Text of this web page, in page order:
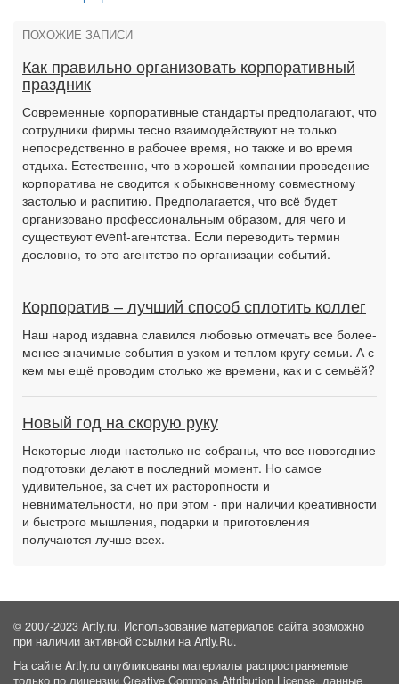
ПОХОЖИЕ ЗАПИСИ
Как правильно организовать корпоративный
праздник
Современные корпоративные стандарты предполагают, что
сотрудники фирмы тесно взаимодействуют не только
непосредственно в рабочее время, но также и во время
отдыха. Естественно, что в хорошей компании проведение
корпоратива не сводится к обыкновенному совместному
застолью и распитию. Предполагается, что всё будет
организовано профессиональным образом, для чего и
существуют event-агентства. Если переводить термин
дословно, то это агентство по организации событий.
Корпоратив – лучший способ сплотить коллег
Наш народ издавна славился любовью отмечать все более-
менее значимые события в узком и теплом кругу семьи. А с
кем мы ещё проводим столько же времени, как и с семьёй?
Новый год на скорую руку
Некоторые люди настолько не собраны, что все новогодние
подготовки делают в последний момент. Но самое
удивительное, за счет их расторопности и
невнимательности, но при этом - при наличии креативности
и быстрого мышления, подарки и приготовления
получаются лучше всех.
© 2007-2023 Artly.ru. Использование материалов сайта возможно
при наличии активной ссылки на Artly.Ru.
На сайте Artly.ru опубликованы материалы распространяемые
только по лицензии Creative Commons Attribution License, данные